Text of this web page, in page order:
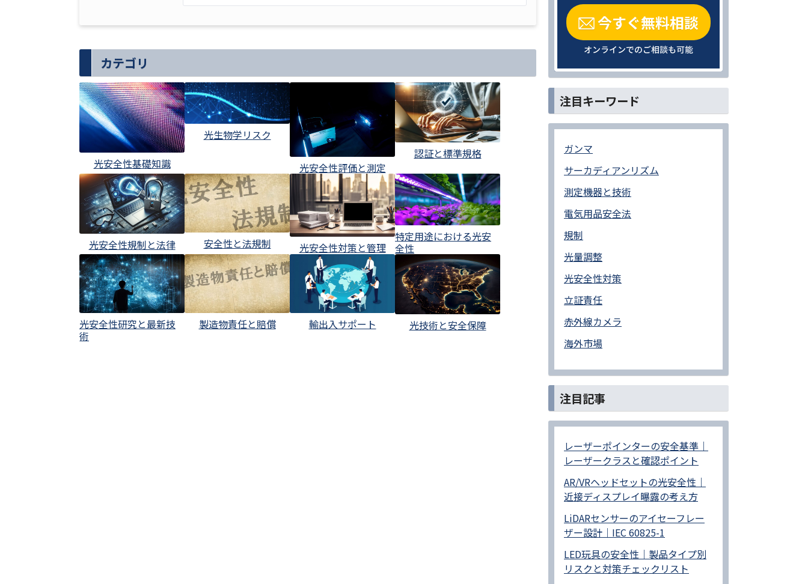
カテゴリ
光安全性基礎知識
光生物学リスク
光安全性評価と測定
認証と標準規格
光安全性規制と法律 安全性と法規制 光安全性対策と管理
特定用途における光安
全性
光安全性研究と最新技
術
製造物責任と賠償 輸出入サポート 光技術と安全保障
注目キーワード
ガンマ
サーカディアンリズム
測定機器と技術
電気用品安全法
規制
光量調整
光安全性対策
立証責任
赤外線カメラ
海外市場
注目記事
レーザーポインターの安全基準｜
レーザークラスと確認ポイント
AR/VRヘッドセットの光安全性｜
近接ディスプレイ曝露の考え方
LiDARセンサーのアイセーフレー
ザー設計｜IEC 60825-1
LED玩具の安全性｜製品タイプ別
リスクと対策チェックリスト